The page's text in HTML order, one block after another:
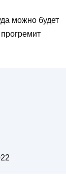
можно будет
прогремит